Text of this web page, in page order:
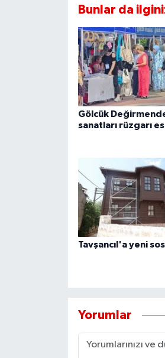
Bunlar da
Gölcük
sanatları rüzgarı
Tavşancıl'a yeni
Yorumlar